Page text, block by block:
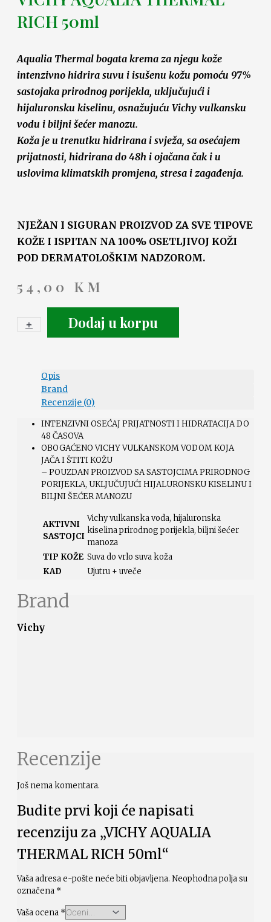
RICH 50ml
Aqualia Thermal bogata krema za njegu kože
intenzivno hidrira suvu i isušenu kožu pomoću 97%
sastojaka prirodnog porijekla, uključujući i
hijaluronsku kiselinu, osnažujuću Vichy vulkansku
vodu i biljni šećer manozu.
Koža je u trenutku hidrirana i svježa, sa osećajem
prijatnosti, hidrirana do 48h i ojačana čak i u
uslovima klimatskih promjena, stresa i zagađenja.
NJEŽAN I SIGURAN PROIZVOD ZA SVE TIPOVE
KOŽE I ISPITAN NA 100% OSETLJIVOJ KOŽI
POD DERMATOLOŠKIM NADZOROM.
54,00 KM
-
+ Dodaj u korpu
Opis
Brand
Recenzije (0)
INTENZIVNI OSEĆAJ PRIJATNOSTI I HIDRATACIJA DO
48 ČASOVA
OBOGAĆENO VICHY VULKANSKOM VODOM KOJA
JAČA I ŠTITI KOŽU
– POUZDAN PROIZVOD SA SASTOJCIMA PRIRODNOG
PORIJEKLA, UKLJUČUJUĆI HIJALURONSKU KISELINU I
BILJNI ŠEĆER MANOZU
AKTIVNI
SASTOJCI
Vichy vulkanska voda, hijaluronska
kiselina prirodnog porijekla, biljni šećer
manoza
TIP KOŽE Suva do vrlo suva koža
KAD
Ujutru + uveče
Brand
Vichy
Recenzije
Još nema komentara.
Budite prvi koji će napisati
recenziju za „VICHY AQUALIA
THERMAL RICH 50ml“
Vaša adresa e-pošte neće biti objavljena. Neophodna polja su
označena *
Vaša ocena *